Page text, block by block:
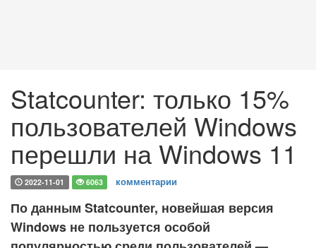
Statcounter: только 15%
пользователей Windows
перешли на Windows 11
2022-11-01 6063 комментарии
По данным Statcounter, новейшая версия
Windows не пользуется особой